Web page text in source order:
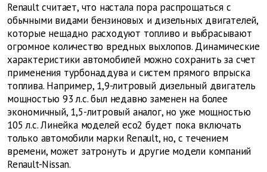
Renault считает, что настала пора распрощаться с
обычными видами бензиновых и дизельных двигателей,
которые нещадно расходуют топливо и выбрасывают
огромное количество вредных выхлопов. Динамические
характеристики автомобилей можно сохранить за счет
применения турбонаддува и систем прямого впрыска
топлива. Например, 1,9-литровый дизельный двигатель
мощностью 93 л.с. был недавно заменен на более
экономичный, 1,5-литровый аналог, но уже мощностью
105 л.с. Линейка моделей eco2 будет пока включать
только автомобили марки Renault, но, с течением
времени, может затронуть и другие модели компаний
Renault-Nissan.